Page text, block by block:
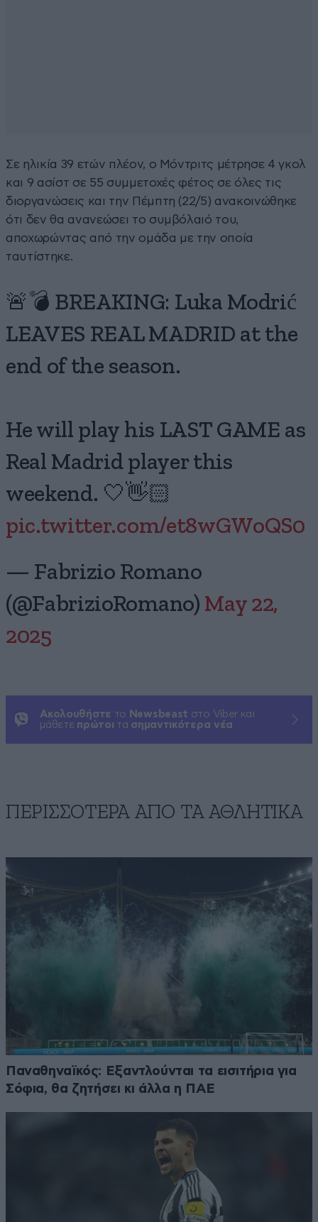
Σε ηλικία 39 ετών πλέον, ο Μόντριτς μέτρησε 4 γκολ
και 9 ασίστ σε 55 συμμετοχές φέτος σε όλες τις
διοργανώσεις και την Πέμπτη (22/5) ανακοινώθηκε
ότι δεν θα ανανεώσει το συμβόλαιό του,
αποχωρώντας από την ομάδα με την οποία
ταυτίστηκε.
🚨💣 BREAKING: Luka Modrić
LEAVES REAL MADRID at the
end of the season.
He will play his LAST GAME as
Real Madrid player this
weekend. 🤍👋🏻
pic.twitter.com/et8wGWoQS0
— Fabrizio Romano
(@FabrizioRomano) May 22,
2025
Ακολουθήστε το Newsbeast στο Viber και
μάθετε πρώτοι τα σημαντικότερα νέα
ΠΕΡΙΣΣΟΤΕΡΑ ΑΠΟ ΤA ΑΘΛΗΤΙΚΑ
Παναθηναϊκός: Εξαντλούνται τα εισιτήρια για
Σόφια, θα ζητήσει κι άλλα η ΠΑΕ